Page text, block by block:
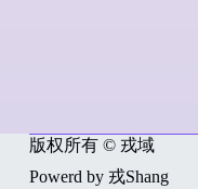
版权所有 © 戎域
Powerd by 戎Shang